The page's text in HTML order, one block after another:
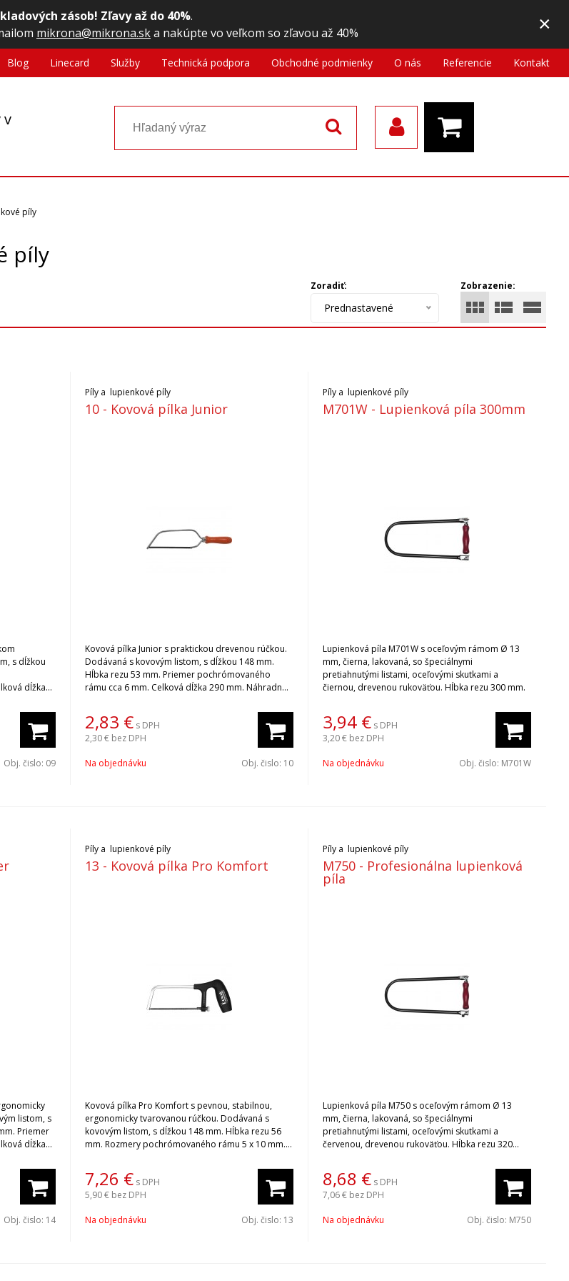
zásob! Zľavy až do 40%.
mikrona@mikrona.ska nakúpte vo veľkom so zľavou až 40% ×
v
Blog Linecard Služby Technická podpora Obchodné podmienky O nás Referencie Kontakt
píly
píly
Zobrazenie:
Zoradiť:
Prednastavené
s dĺžkou
dĺžka
Obj. čislo: 09
Píly a lupienkové píly
10 - Kovová pílka Junior
Kovová pílka Junior s praktickou drevenou rúčkou.
Dodávaná s kovovým listom, s dĺžkou 148 mm.
Hĺbka rezu 53 mm. Priemer pochrómovaného
rámu cca 6 mm. Celková dĺžka 290 mm. Náhradné
2,83 € s DPH
2,30 € bez DPH
Na objednávku Obj. čislo: 10
Píly a lupienkové píly
M701W - Lupienková píla 300mm
Lupienková píla M701W s oceľovým rámom Ø 13
mm, čierna, lakovaná, so špeciálnymi
pretiahnutými listami, oceľovými skutkami a
čiernou, drevenou rukoväťou. Hĺbka rezu 300 mm.
3,94 € s DPH
3,20 € bez DPH
Na objednávku Obj. čislo: M701W
listom, s
Priemer
dĺžka
Obj. čislo: 14
Píly a lupienkové píly
13 - Kovová pílka Pro Komfort
Kovová pílka Pro Komfort s pevnou, stabilnou,
ergonomicky tvarovanou rúčkou. Dodávaná s
kovovým listom, s dĺžkou 148 mm. Hĺbka rezu 56
mm. Rozmery pochrómovaného rámu 5 x 10 mm.
pílky si vyberiete po kliknutí na Súvisiace produkty.
7,26 € s DPH
5,90 € bez DPH
Na objednávku Obj. čislo: 13
Píly a lupienkové píly
M750 - Profesionálna lupienková
píla
Lupienková píla M750 s oceľovým rámom Ø 13
mm, čierna, lakovaná, so špeciálnymi
pretiahnutými listami, oceľovými skutkami a
červenou, drevenou rukoväťou. Hĺbka rezu 320
8,68 € s DPH
7,06 € bez DPH
Na objednávku Obj. čislo: M750